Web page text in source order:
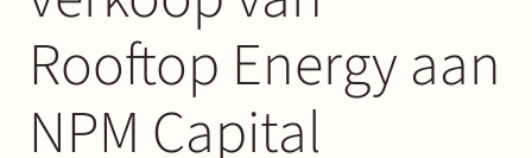
Rooftop Energy aan
NPM Capital
Track record
News & Insights